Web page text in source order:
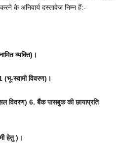
के अनिवार्य दस्तावेज निम्न हैं:-
व्यक्ति)।
(भू-स्वामी विवरण)।
6. बैंक पासबुक की छायाप्रति
हेतु )।